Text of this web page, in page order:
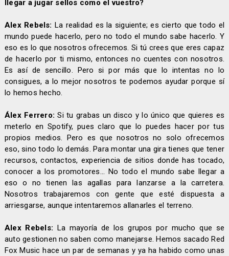
llegar a jugar sellos como el vuestro?
Alex Rebels: La realidad es la siguiente; es cierto que todo el
mundo puede hacerlo, pero no todo el mundo sabe hacerlo. Y
eso es lo que nosotros ofrecemos. Si tú crees que eres capaz
de hacerlo por ti mismo, entonces no cuentes con nosotros.
Es así de sencillo. Pero si por más que lo intentas no lo
consigues, a lo mejor nosotros te podemos ayudar porque sí
lo hemos hecho.
Álex Ferrero: Si tu grabas un disco y lo único que quieres es
meterlo en Spotify, pues claro que lo puedes hacer por tus
propios medios. Pero es que nosotros no solo ofrecemos
eso, sino todo lo demás. Para montar una gira tienes que tener
recursos, contactos, experiencia de sitios donde has tocado,
conocer a los promotores... No todo el mundo sabe llegar a
eso o no tienen las agallas para lanzarse a la carretera.
Nosotros trabajaremos con gente que esté dispuesta a
arriesgarse, aunque intentaremos allanarles el terreno.
Alex Rebels: La mayoría de los grupos por mucho que se
auto gestionen no saben como manejarse. Hemos sacado Red
Fox Music hace un par de semanas y ya ha habido como unas